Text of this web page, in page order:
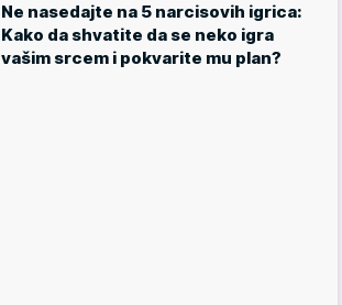
Ne nasedajte na 5 narcisovih igrica:
Kako da shvatite da se neko igra
vašim srcem i pokvarite mu plan?